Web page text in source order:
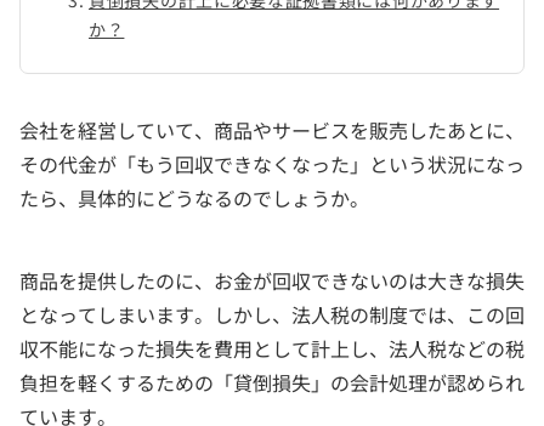
か？
会社を経営していて、商品やサービスを販売したあとに、
その代金が「もう回収できなくなった」という状況になっ
たら、具体的にどうなるのでしょうか。
商品を提供したのに、お金が回収できないのは大きな損失
となってしまいます。しかし、法人税の制度では、この回
収不能になった損失を費用として計上し、法人税などの税
負担を軽くするための「貸倒損失」の会計処理が認められ
ています。